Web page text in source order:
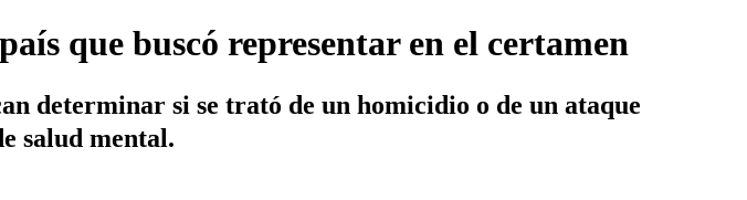
que buscó representar en el certamen
determinar si se trató de un homicidio o de un ataque
salud mental.